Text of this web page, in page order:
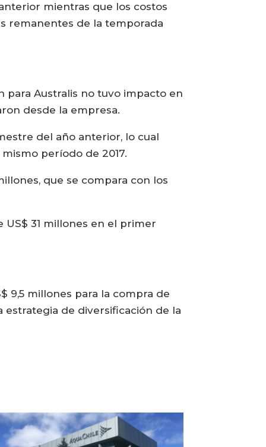
mientras que los costos
remanentes de la temporada
para Australis no tuvo impacto en
desde la empresa.
del año anterior, lo cual
período de 2017.
que se compara con los
US$ 31 millones en el primer
9,5 millones para la compra de
de diversificación de la